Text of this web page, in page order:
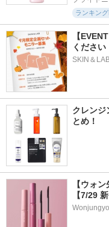
ランキング
【
ください
SKIN＆
クレンジ
とめ！
【ウォ
【7/29
Wonjungyo